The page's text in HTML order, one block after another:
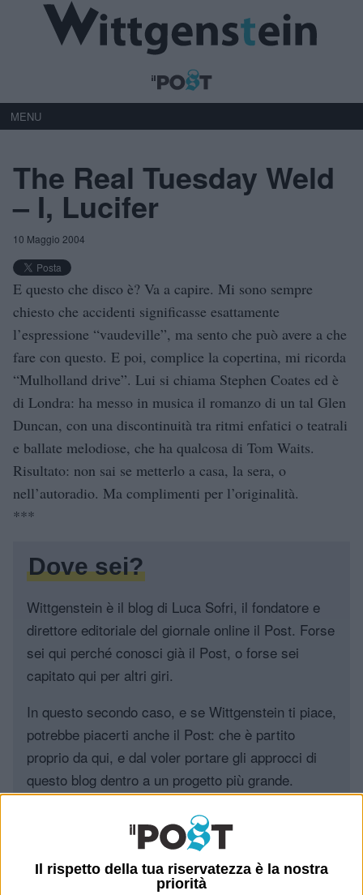
Il rispetto della tua riservatezza è la nostra
priorità
MENU
The Real Tuesday Weld
– I, Lucifer
10 Maggio 2004
E questo che disco è? Va a capire. Mi sono sempre
chiesto che accidenti significasse esattamente
l’espressione “vaudeville”, ma sento che può avere a che
fare con questo. E poi, complice la copertina, mi ricorda
“Mulholland drive”. Lui si chiama Stephen Coates ed è
di Londra: ha messo in musica il romanzo di un tal Glen
Duncan, con una discontinuità tra ritmi enfatici o teatrali
e ballate melodiose, che ha qualcosa di Tom Waits.
Risultato: non sai se metterlo a casa, la sera, o
nell’autoradio. Ma complimenti per l’originalità.
***
Dove sei?
Wittgenstein è il blog di Luca Sofri, il fondatore e
direttore editoriale del giornale online il Post. Forse
sei qui perché conosci già il Post, o forse sei
capitato qui per altri giri.
In questo secondo caso, e se Wittgenstein ti piace,
potrebbe piacerti anche il Post: che è partito
proprio da qui, e dal voler portare gli approcci di
questo blog dentro a un progetto più grande.
Poi il Post è cresciuto ed è diventato anche altro:
un progetto giornalistico che prosegue da oltre 16
anni, grazie a chi lo scopre, lo apprezza e lo
consiglia in giro.